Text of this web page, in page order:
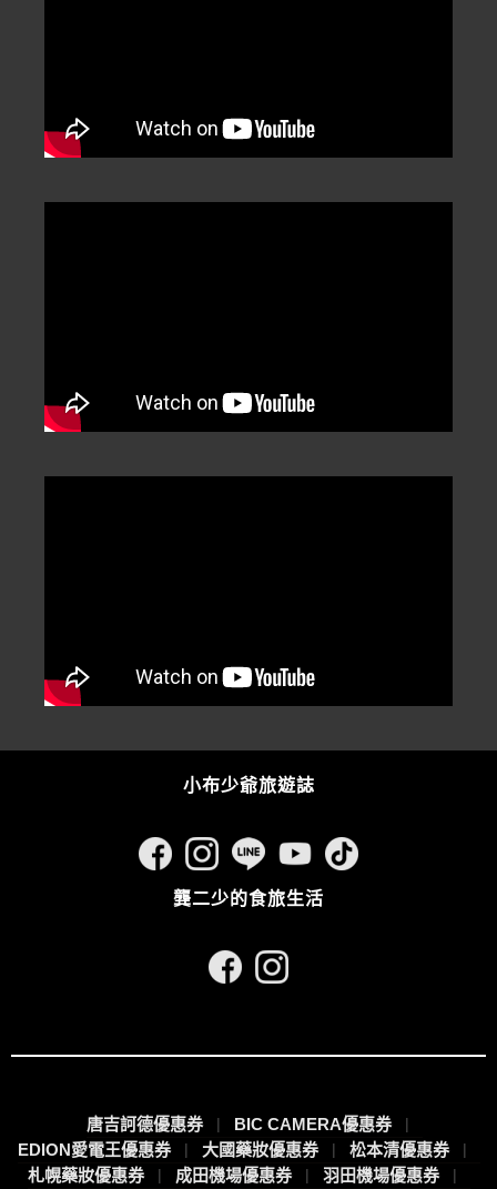
小布少爺旅遊誌
龔二少的食旅生活
唐吉訶德優惠券
BIC CAMERA優惠券
EDION愛電王優惠券
大國藥妝優惠券
松本清優惠券
札幌藥妝優惠券
成田機場優惠券 羽田機場優惠券